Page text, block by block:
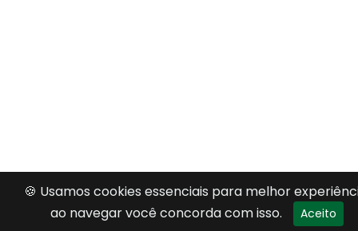
🍪 Usamos cookies essenciais para melhor
ao navegar você concorda com isso.
Aceito